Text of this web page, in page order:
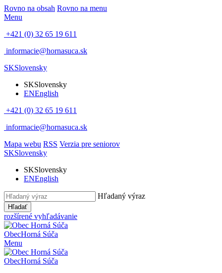
Rovno na obsah Rovno na menu
Menu
+421 (0) 32 65 19 611
informacie@hornasuca.sk
SKSlovensky
SKSlovensky
ENEnglish
+421 (0) 32 65 19 611
informacie@hornasuca.sk
Mapa webu RSS Verzia pre seniorov
SKSlovensky
SKSlovensky
ENEnglish
Hľadaný výraz
Hľadať
rozšírené vyhľadávanie
ObecHorná Súča
Menu
ObecHorná Súča